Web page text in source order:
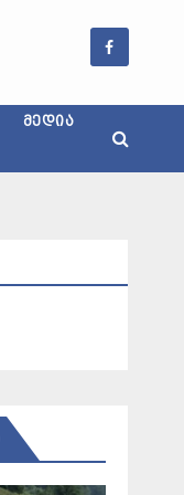
ᲛᲔᲓᲘᲐ